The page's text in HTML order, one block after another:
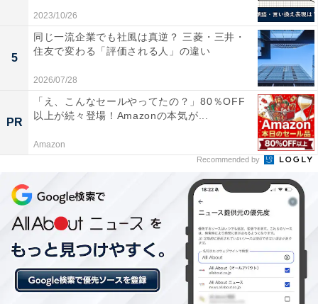
「探す」機能を無効にしておく
2023/10/26
5
同じ一流企業でも社風は真逆？ 三菱・三井・
住友で変わる「評価される人」の違い
2026/07/28
PR
「え、こんなセールやってたの？」80％OFF
以上が続々登場！Amazonの本気が...
Amazon
Recommended by